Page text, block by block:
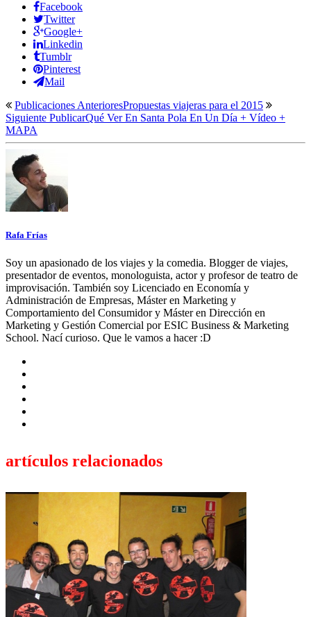
Facebook
Twitter
Google+
Linkedin
Tumblr
Pinterest
Mail
Publicaciones AnterioresPropuestas viajeras para el 2015
Siguiente PublicarQué Ver En Santa Pola En Un Día + Vídeo +
MAPA
Rafa Frías
Soy un apasionado de los viajes y la comedia. Blogger de viajes,
presentador de eventos, monologuista, actor y profesor de teatro de
improvisación. También soy Licenciado en Economía y
Administración de Empresas, Máster en Marketing y
Comportamiento del Consumidor y Máster en Dirección en
Marketing y Gestión Comercial por ESIC Business & Marketing
School. Nací curioso. Que le vamos a hacer :D
artículos relacionados